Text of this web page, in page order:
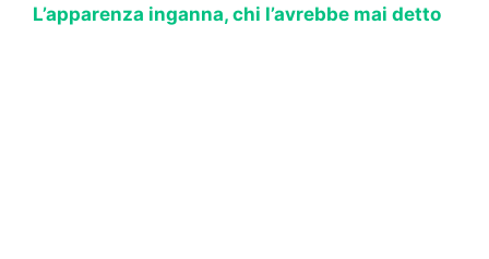
L’apparenza inganna, chi l’avrebbe mai detto